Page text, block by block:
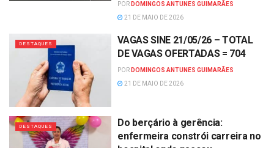
POR DOMINGOS ANTUNES GUIMARÃES
21 DE MAIO DE 2026
DESTAQUES
VAGAS SINE 21/05/26 – TOTAL
DE VAGAS OFERTADAS = 704
POR DOMINGOS ANTUNES GUIMARÃES
21 DE MAIO DE 2026
DESTAQUES
Do berçário à gerência:
enfermeira constrói carreira no